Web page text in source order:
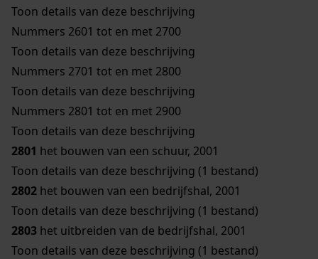
Toon details van deze beschrijving
Nummers 2601 tot en met 2700
Toon details van deze beschrijving
Nummers 2701 tot en met 2800
Toon details van deze beschrijving
Nummers 2801 tot en met 2900
Toon details van deze beschrijving
2801 het bouwen van een schuur, 2001
Toon details van deze beschrijving (1 bestand)
2802 het bouwen van een bedrijfshal, 2001
Toon details van deze beschrijving (1 bestand)
2803 het uitbreiden van de bedrijfshal, 2001
Toon details van deze beschrijving (1 bestand)